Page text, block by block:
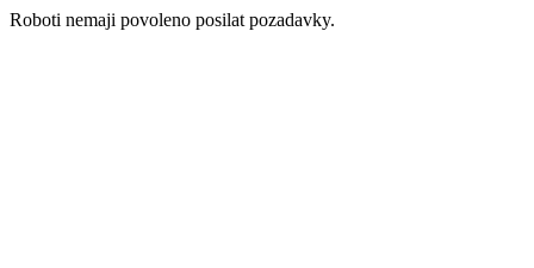
Roboti nemaji povoleno posilat pozadavky.